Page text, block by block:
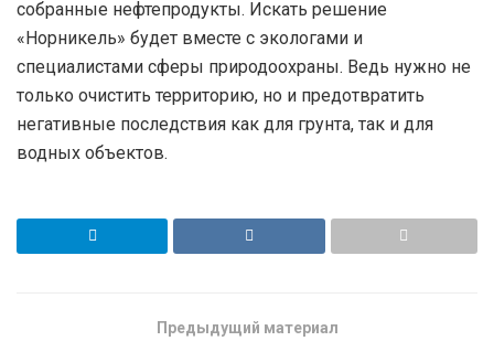
собранные нефтепродукты. Искать решение
«Норникель» будет вместе с экологами и
специалистами сферы природоохраны. Ведь нужно не
только очистить территорию, но и предотвратить
негативные последствия как для грунта, так и для
водных объектов.
Предыдущий материал